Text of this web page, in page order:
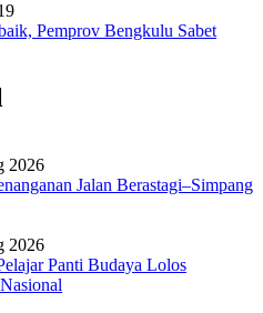
Pemprov Bengkulu Sabet
2026
Jalan Berastagi–Simpang
2026
Panti Budaya Lolos